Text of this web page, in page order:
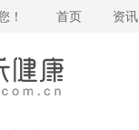
！ 首页 资讯